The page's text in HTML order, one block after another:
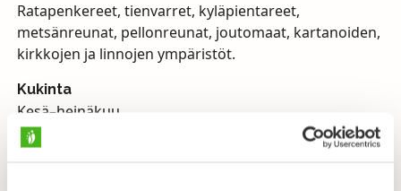
Ratapenkereet, tienvarret, kyläpientareet,
metsänreunat, pellonreunat, joutomaat, kartanoiden,
kirkkojen ja linnojen ympäristöt.
Kukinta
Kesä–heinäkuu.